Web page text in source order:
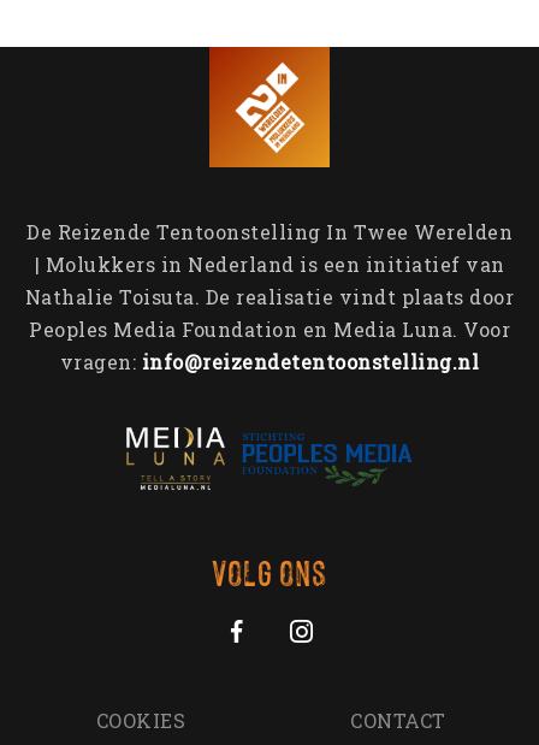
De Reizende Tentoonstelling In Twee Werelden
| Molukkers in Nederland is een initiatief van
Nathalie Toisuta. De realisatie vindt plaats door
Peoples Media Foundation en Media Luna. Voor
vragen: info@reizendetentoonstelling.nl
Volg ons
COOKIES CONTACT